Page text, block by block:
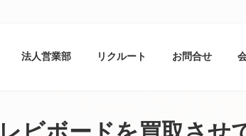
法人営業部 リクルート お問合せ